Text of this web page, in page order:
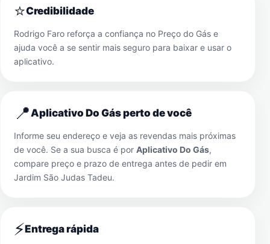
⭐Credibilidade
Rodrigo Faro reforça a confiança no Preço do Gás e
ajuda você a se sentir mais seguro para baixar e usar o
aplicativo.
📍Aplicativo Do Gás perto de você
Informe seu endereço e veja as revendas mais próximas
de você. Se a sua busca é por Aplicativo Do Gás,
compare preço e prazo de entrega antes de pedir em
Jardim São Judas Tadeu.
⚡Entrega rápida